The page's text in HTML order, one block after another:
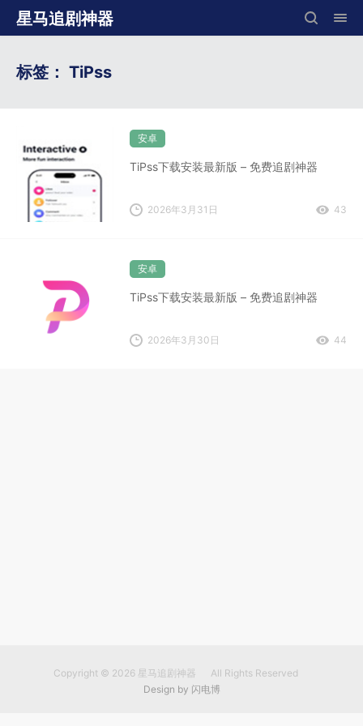
星马追剧神器
标签： TiPss
安卓
TiPss下载安装最新版 – 免费追剧神器
2026年3月31日 43
安卓
TiPss下载安装最新版 – 免费追剧神器
2026年3月30日 44
Copyright © 2026 星马追剧神器
All Rights Reserved
Design by 闪电博